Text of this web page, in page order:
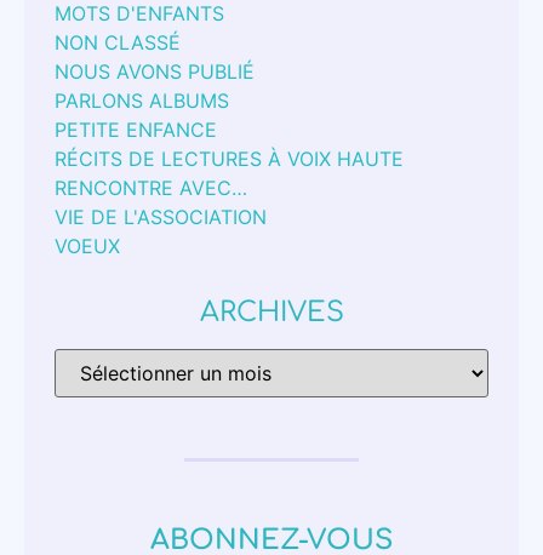
MOTS D'ENFANTS
NON CLASSÉ
NOUS AVONS PUBLIÉ
PARLONS ALBUMS
PETITE ENFANCE
RÉCITS DE LECTURES À VOIX HAUTE
RENCONTRE AVEC…
VIE DE L'ASSOCIATION
VOEUX
ARCHIVES
ABONNEZ-VOUS